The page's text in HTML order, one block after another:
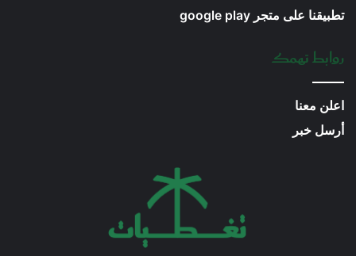
تطبيقنا على متجر google play
روابط تهمك
اعلن معنا
أرسل خبر